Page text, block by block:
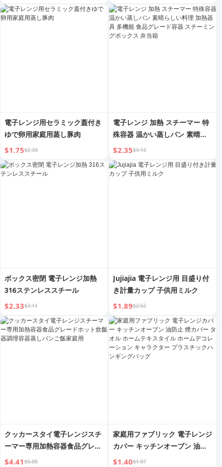
電子レンジ用セラミック蓋付き
ゆで卵用家庭用蒸し豚肉
$1.75$2.33
電子レンジ 加熱 スチーマー 特
殊容器 温かい蒸しパン 素晴ら
しい料理 加熱器具 多機能 食品
グレード容器 スチーミングボッ
クス 弁当箱
$2.35$3.13
ボックス密閉 電子レンジ加熱
316ステンレススチール
$2.33$3.11
Jujiajia 電子レンジ用 目盛り付
き計量カップ 子供用ミルク
$1.89$2.52
クッカースタイ電子レンジスチ
ーマー専用加熱容器食品グレー
ドホット炊飯器調理容器蒸しパ
$4.41$5.88
家庭用ファブリック 電子レンジ
カバー キッチンオーブン 油防
止 煙カバー タオル ホームテキ
$1.40$1.87